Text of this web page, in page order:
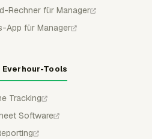
Rechner für Manager
App für Manager
Everhour-Tools
Tracking
Software